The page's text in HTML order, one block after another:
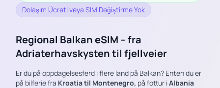
Dolaşım Ücreti veya SIM Değiştirme Yok
Regional Balkan eSIM – fra
Adriaterhavskysten til fjellveier
Er du på oppdagelsesferd i flere land på Balkan? Enten du er
på bilferie fra Kroatia til Montenegro, på fottur iAlbania